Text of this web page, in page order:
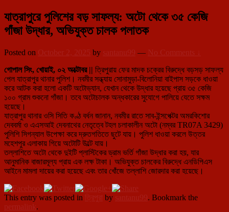
যাত্রাপুরে পুলিশের বড় সাফল্য: অটো থেকে ৩৫ কেজি
গাঁজা উদ্ধার, অভিযুক্ত চালক পলাতক
Posted on October 2, 2025 by santanu99 — No Comments ↓
গোপাল সিং, খোয়াই, ০২ অক্টোবর || ত্রিপুরায় ফের মাদক চক্রের বিরুদ্ধে বড়সড় সাফল্য
পেল যাত্রাপুর থানার পুলিশ। নবমীর সন্ধ্যায় সোনামুড়া-বিলোনিয়া বাইপাস সড়কে ধাওয়া
করে আটক করা হলো একটি অটোভ্যান, যেখান থেকে উদ্ধার হয়েছে প্রায় ৩৫ কেজি
১০০ গ্রাম শুকনো গাঁজা। তবে অটোচালক অন্ধকারের সুযোগে পালিয়ে যেতে সক্ষম
হয়েছে।
যাত্রাপুর থানার ওসি সিতি কণ্ঠ বর্ধন জানান, নবমীর রাতে সাব-ইন্সপেক্টর অমরকিশোর
দেববর্মা ও এএসআই দেবনাথের নেতৃত্বে টহল চলাকালীন অটো (নম্বর TR07A 3429)
পুলিশি সিগন্যাল উপেক্ষা করে দ্রুতগতিতে ছুটে যায়। পুলিশ ধাওয়া করলে উত্তর
মহেশপুর এলাকায় গিয়ে অটোটি উল্টে যায়।
তল্লাশিতে অটো থেকে দুইটি প্লাস্টিকের ড্রাম ভর্তি গাঁজা উদ্ধার করা হয়, যার
আনুমানিক বাজারমূল্য প্রায় এক লক্ষ টাকা। অভিযুক্ত চালকের বিরুদ্ধে এনডিপিএস
আইনে মামলা দায়ের করা হয়েছে এবং তার খোঁজে তল্লাশি জোরদার করা হয়েছে।
This entry was posted in ত্রিপুরা by santanu99. Bookmark the
permalink.